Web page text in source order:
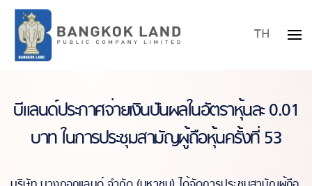
Skip to main content TH
บีแลนด์ประกาศจ่ายเงินปันผลในอัตราหุ้นละ 0.01
บาท ในการประชุมสามัญผู้ถือหุ้นครั้งที่ 53